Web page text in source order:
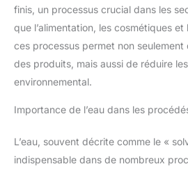
finis, un processus crucial dans les
que l’alimentation, les cosmétiques et
ces processus permet non seulement
des produits, mais aussi de réduire
environnemental.
Importance de l’eau dans les
L’eau, souvent décrite comme le «
indispensable dans de nombreux